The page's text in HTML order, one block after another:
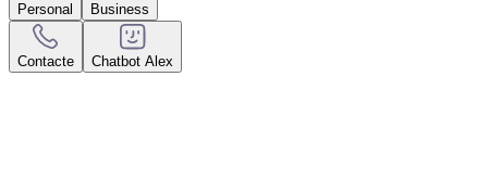
Personal Business
Contacte Chatbot Alex